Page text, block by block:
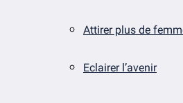
Attirer plus de
Eclairer l’avenir